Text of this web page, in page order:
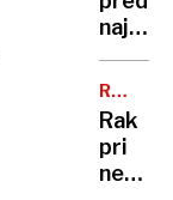
se
potniki
so
ga
tresli
in
so
nizke
SIN
Rak
pri